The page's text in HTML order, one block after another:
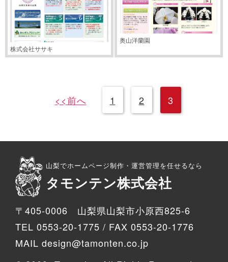
株式会社ササキ
奥山洋蘭園
<<前へ 1 2 3
山梨でホームページ制作・運営管理を任せるなら
タモンテン株式会社
〒405-0006 山梨県山梨市小原西825-6
TEL 0553-20-1775 / FAX 0553-20-1776
MAIL design@tamonten.co.jp